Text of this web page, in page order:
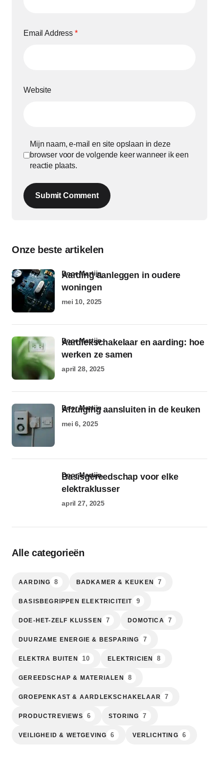
Email Address *
Website
Mijn naam, e-mail en site opslaan in deze
browser voor de volgende keer wanneer ik een
reactie plaats.
Submit Comment
Onze beste artikelen
Aarding aanleggen in oudere
woningen
door Martijn
mei 10, 2025
Aardlekschakelaar en aarding: hoe
werken ze samen
door Martijn
april 28, 2025
Afzuiging aansluiten in de keuken
door Martijn
mei 6, 2025
Basisgereedschap voor elke
elektraklusser
door Martijn
april 27, 2025
Alle categorieën
AARDING 8 BADKAMER & KEUKEN 7
BASISBEGRIPPEN ELEKTRICITEIT 9
DOE-HET-ZELF KLUSSEN 7 DOMOTICA 7
DUURZAME ENERGIE & BESPARING 7
ELEKTRA BUITEN 10 ELEKTRICIEN 8
GEREEDSCHAP & MATERIALEN 8
GROEPENKAST & AARDLEKSCHAKELAAR 7
PRODUCTREVIEWS 6 STORING 7
VEILIGHEID & WETGEVING 6 VERLICHTING 6